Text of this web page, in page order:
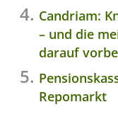
Candriam:
– und die
darauf
Repomarkt